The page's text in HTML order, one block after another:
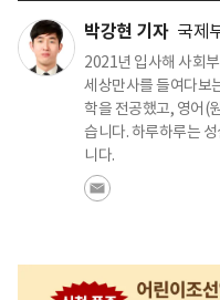
박강현 기자 국제
2021년 입사해 사회
세상만사를 들여다보
학을 전공했고, 영어(
습니다. 하루하루는
니다.